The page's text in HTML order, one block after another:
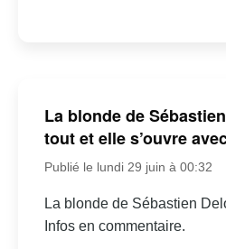
La blonde de
tout et elle s’ouvre
Publié le lundi 29 juin à 00:32
La blonde de Sébastien
Infos en commentaire.